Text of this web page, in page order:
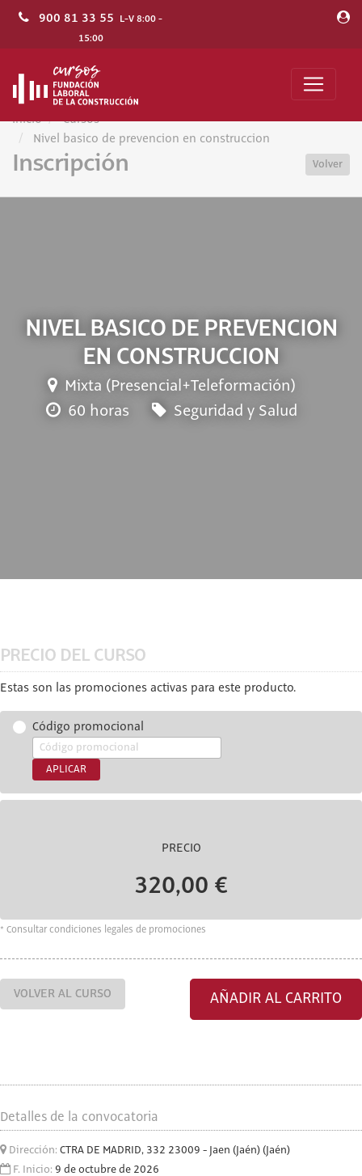
900 81 33 55 L-V 8:00 -
15:00
Inicio
Cursos
Nivel basico de prevencion en construccion
Inscripción Volver
NIVEL BASICO DE PREVENCION
EN CONSTRUCCION
Mixta (Presencial+Teleformación)
60 horas
Seguridad y Salud
PRECIO DEL CURSO
Estas son las promociones activas para este producto.
Código promocional
APLICAR
PRECIO
320,00 €
* Consultar condiciones legales de promociones
VOLVER AL CURSO AÑADIR AL CARRITO
Detalles de la convocatoria
Dirección: CTRA DE MADRID, 332 23009 - Jaen (Jaén) (Jaén)
F. Inicio: 9 de octubre de 2026